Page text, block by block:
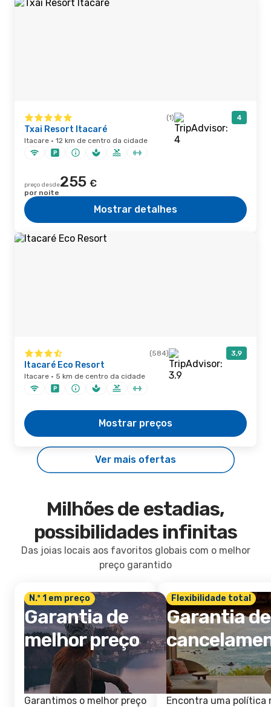
(1) 4
Txai Resort Itacaré
Itacare · 12 km de centro da cidade
preço desde255 €
por noite
Mostrar detalhes
(584) 3,9
Itacaré Eco Resort
Itacare · 5 km de centro da cidade
Mostrar preços
Ver mais ofertas
Milhões de estadias,
possibilidades infinitas
Das joias locais aos favoritos globais com o melhor
preço garantido
N.º 1 em preço
Garantia de
melhor preço
Garantimos o melhor preço
Flexibilidade total
Garantia de
Encontra uma política